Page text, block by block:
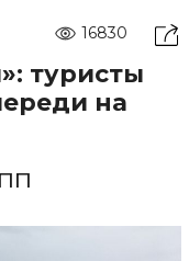
16830
туристы
на